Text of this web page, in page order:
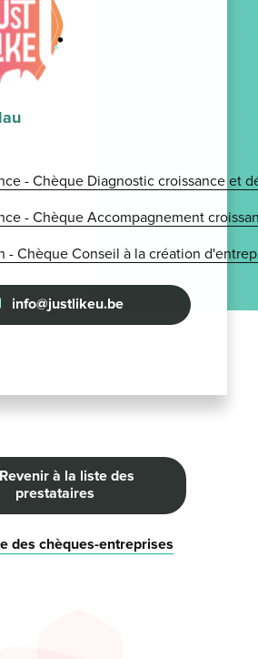
- Chèque Diagnostic croissance et
- Chèque Accompagnement
- Chèque Conseil à la création
info@justlikeu.be
Revenir à la liste des
prestataires
des chèques-entreprises